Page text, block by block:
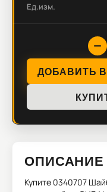
Ед.изм.
ДОБАВИТЬ
ОПИСАНИЕ
Купите 0340707